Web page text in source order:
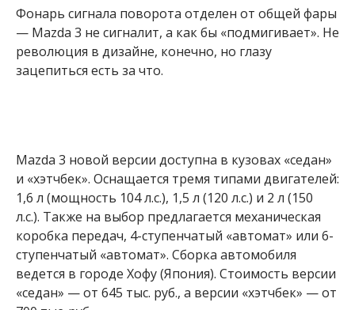
Фонарь сигнала поворота отделен от общей фары
— Mazda 3 не сигналит, а как бы «подмигивает». Не
революция в дизайне, конечно, но глазу
зацепиться есть за что.
Mazda 3 новой версии доступна в кузовах «седан»
и «хэтчбек». Оснащается тремя типами двигателей:
1,6 л (мощность 104 л.с.), 1,5 л (120 л.с.) и 2 л (150
л.с.). Также на выбор предлагается механическая
коробка передач, 4-ступенчатый «автомат» или 6-
ступенчатый «автомат». Сборка автомобиля
ведется в городе Хофу (Япония). Стоимость версии
«седан» — от 645 тыс. руб., а версии «хэтчбек» — от